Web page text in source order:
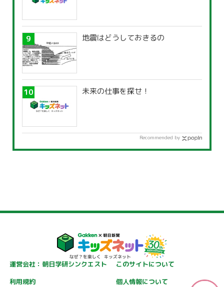
地震はどうしておきるの
未来の仕事を探せ！
Recommended by
運営会社：朝日学研シンクエスト
このサイトについて
利用規約
個人情報について